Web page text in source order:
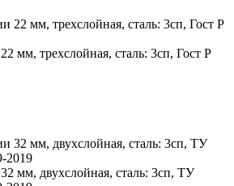
мм, трехслойная, сталь: 3сп, Гост Р
мм, двухслойная, сталь: 3сп, ТУ